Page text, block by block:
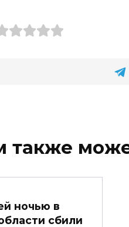
также
ночью в
сбили